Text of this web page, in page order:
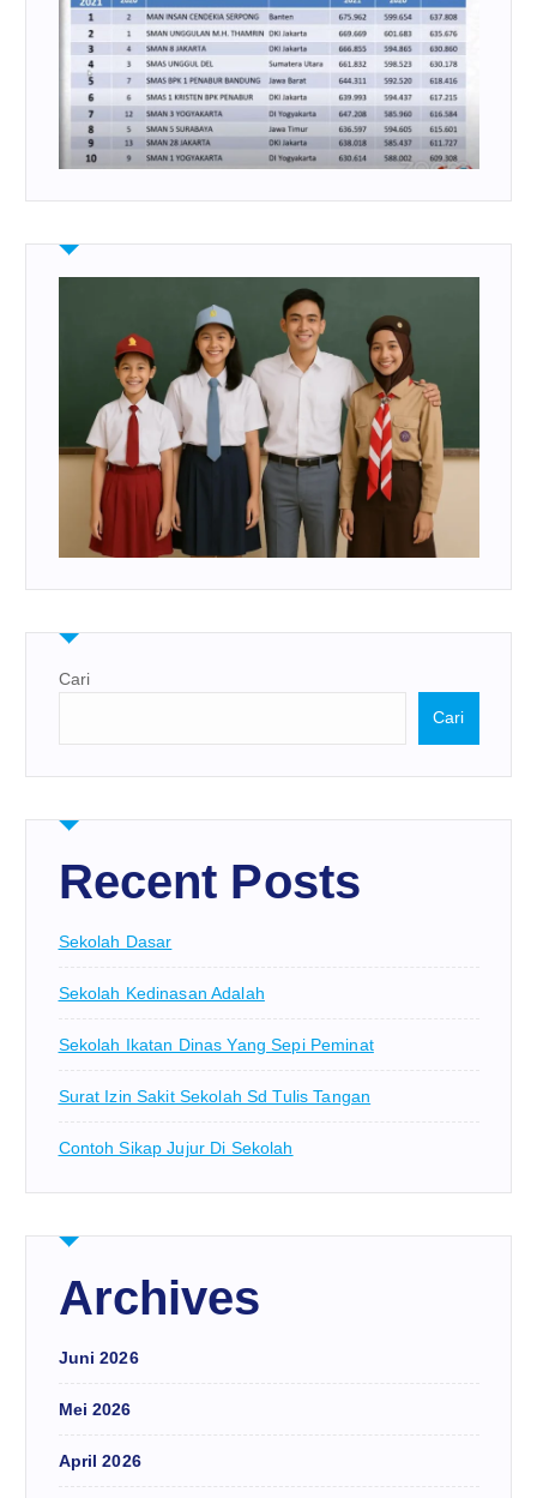
Cari
Cari
Recent Posts
Sekolah Dasar
Sekolah Kedinasan Adalah
Sekolah Ikatan Dinas Yang Sepi Peminat
Surat Izin Sakit Sekolah Sd Tulis Tangan
Contoh Sikap Jujur Di Sekolah
Archives
Juni 2026
Mei 2026
April 2026